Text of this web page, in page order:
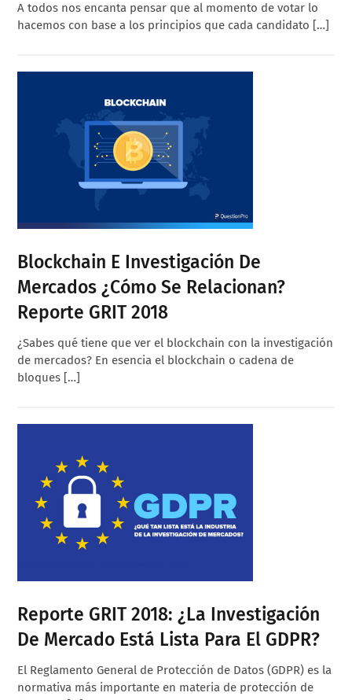
A todos nos encanta pensar que al momento de votar lo
hacemos con base a los principios que cada candidato […]
Blockchain E Investigación De
Mercados ¿Cómo Se Relacionan?
Reporte GRIT 2018
¿Sabes qué tiene que ver el blockchain con la investigación
de mercados? En esencia el blockchain o cadena de
bloques […]
Reporte GRIT 2018: ¿La Investigación
De Mercado Está Lista Para El GDPR?
El Reglamento General de Protección de Datos (GDPR) es la
normativa más importante en materia de protección de